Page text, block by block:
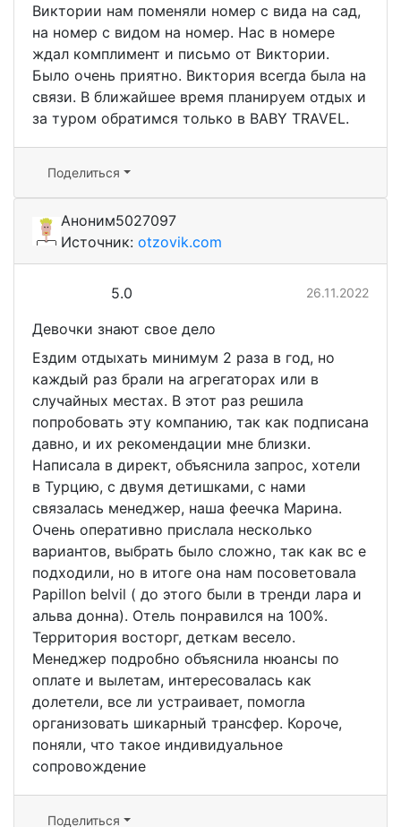
Виктории нам поменяли номер с вида на сад,
на номер с видом на номер. Нас в номере
ждал комплимент и письмо от Виктории.
Было очень приятно. Виктория всегда была на
связи. В ближайшее время планируем отдых и
за туром обратимся только в BABY TRAVEL.
Поделиться
Аноним5027097
Источник: otzovik.com
5.0 26.11.2022
Девочки знают свое дело
Ездим отдыхать минимум 2 раза в год, но
каждый раз брали на агрегаторах или в
случайных местах. В этот раз решила
попробовать эту компанию, так как подписана
давно, и их рекомендации мне близки.
Написала в директ, объяснила запрос, хотели
в Турцию, с двумя детишками, с нами
связалась менеджер, наша феечка Марина.
Очень оперативно прислала несколько
вариантов, выбрать было сложно, так как вс е
подходили, но в итоге она нам посоветовала
Papillon belvil ( до этого были в тренди лара и
альва донна). Отель понравился на 100%.
Территория восторг, деткам весело.
Менеджер подробно объяснила нюансы по
оплате и вылетам, интересовалась как
долетели, все ли устраивает, помогла
организовать шикарный трансфер. Короче,
поняли, что такое индивидуальное
сопровождение
Поделиться